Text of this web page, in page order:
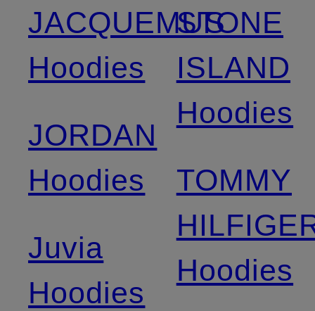
JACQUEMUS
Hoodies
JORDAN
Hoodies
Juvia
Hoodies
STONE
ISLAND
Hoodies
TOMMY
Hoodies